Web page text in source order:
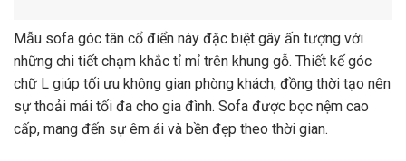
Mẫu sofa góc tân cổ điển này đặc biệt gây ấn tượng với
những chi tiết chạm khắc tỉ mỉ trên khung gỗ. Thiết kế góc
chữ L giúp tối ưu không gian phòng khách, đồng thời tạo nên
sự thoải mái tối đa cho gia đình. Sofa được bọc nệm cao
cấp, mang đến sự êm ái và bền đẹp theo thời gian.